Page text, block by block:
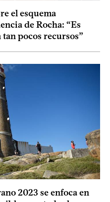
el esquema
de Rocha: “Es
pocos recursos”
2023 se enfoca en